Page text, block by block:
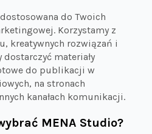
do Twoich
Korzystamy z
kreatywnych rozwiązań i
materiały
do publikacji w
na stronach
kanałach komunikacji.
MENA Studio?